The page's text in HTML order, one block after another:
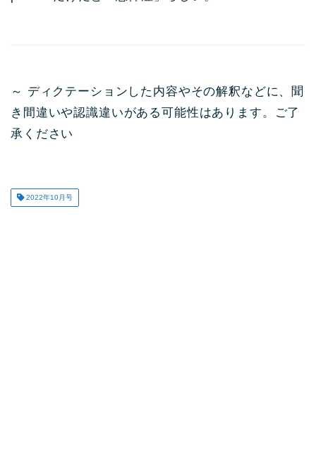
～ ディクテーションした内容やその解釈などに、聞
き間違いや認識違いがある可能性はあります。ご了
承ください
2022年10月号